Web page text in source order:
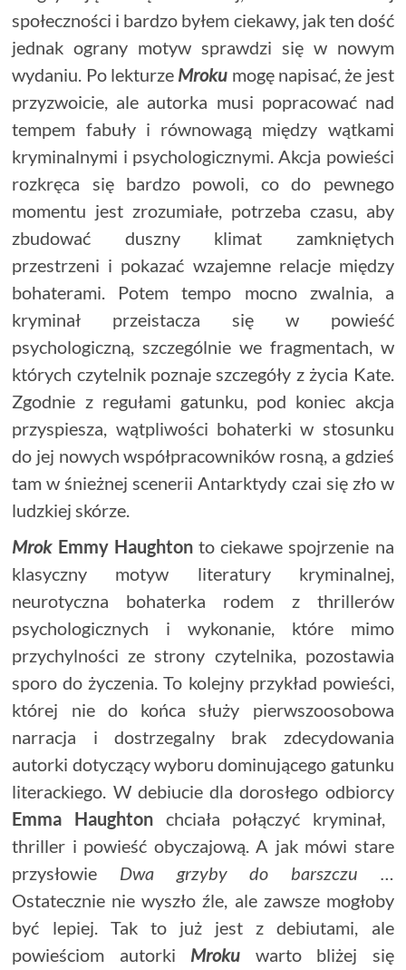
społeczności i bardzo byłem ciekawy, jak ten dość
jednak ograny motyw sprawdzi się w nowym
wydaniu. Po lekturze Mroku mogę napisać, że jest
przyzwoicie, ale autorka musi popracować nad
tempem fabuły i równowagą między wątkami
kryminalnymi i psychologicznymi. Akcja powieści
rozkręca się bardzo powoli, co do pewnego
momentu jest zrozumiałe, potrzeba czasu, aby
zbudować duszny klimat zamkniętych
przestrzeni i pokazać wzajemne relacje między
bohaterami. Potem tempo mocno zwalnia, a
kryminał przeistacza się w powieść
psychologiczną, szczególnie we fragmentach, w
których czytelnik poznaje szczegóły z życia Kate.
Zgodnie z regułami gatunku, pod koniec akcja
przyspiesza, wątpliwości bohaterki w stosunku
do jej nowych współpracowników rosną, a gdzieś
tam w śnieżnej scenerii Antarktydy czai się zło w
ludzkiej skórze.
Mrok Emmy Haughton to ciekawe spojrzenie na
klasyczny motyw literatury kryminalnej,
neurotyczna bohaterka rodem z thrillerów
psychologicznych i wykonanie, które mimo
przychylności ze strony czytelnika, pozostawia
sporo do życzenia. To kolejny przykład powieści,
której nie do końca służy pierwszoosobowa
narracja i dostrzegalny brak zdecydowania
autorki dotyczący wyboru dominującego gatunku
literackiego. W debiucie dla dorosłego odbiorcy
Emma Haughton chciała połączyć kryminał,
thriller i powieść obyczajową. A jak mówi stare
przysłowie Dwa grzyby do barszczu …
Ostatecznie nie wyszło źle, ale zawsze mogłoby
być lepiej. Tak to już jest z debiutami, ale
powieściom autorki Mroku warto bliżej się